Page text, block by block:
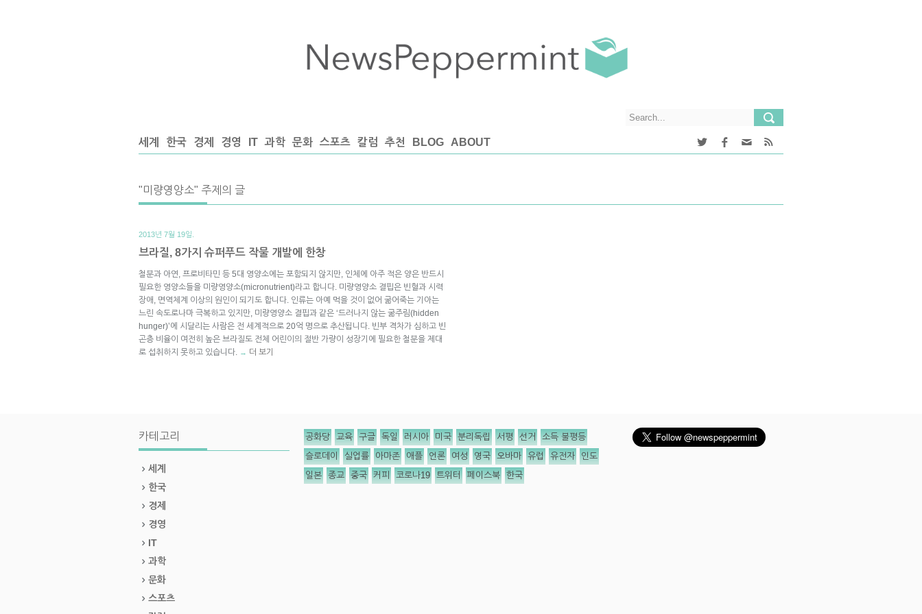
세계 한국 경제 경영 IT 과학 문화 스포츠 칼럼 추천 BLOG ABOUT
"미량영양소" 주제의 글
2013년 7월 19일.
브라질, 8가지 슈퍼푸드 작물 개발에 한창
철분과 아연, 프로비타민 등 5대 영양소에는 포함되지 않지만, 인체에 아주 적은 양은 반드시
필요한 영양소들을 미량영양소(micronutrient)라고 합니다. 미량영양소 결핍은 빈혈과 시력
장애, 면역체계 이상의 원인이 되기도 합니다. 인류는 아예 먹을 것이 없어 굶어죽는 기아는
느린 속도로나마 극복하고 있지만, 미량영양소 결핍과 같은 ‘드러나지 않는 굶주림(hidden
hunger)’에 시달리는 사람은 전 세계적으로 20억 명으로 추산됩니다. 빈부 격차가 심하고 빈
곤층 비율이 여전히 높은 브라질도 전체 어린이의 절반 가량이 성장기에 필요한 철분을 제대
로 섭취하지 못하고 있습니다. → 더 보기
카테고리
세계
한국
경제
경영
IT
과학
문화
스포츠
공화당 교육 구글 독일 러시아 미국 분리독립 서평 선거 소득 불평등
슬로데이 실업률 아마존 애플 언론 여성 영국 오바마 유럽 유전자 인도
일본 종교 중국 커피 코로나19 트위터 페이스북 한국